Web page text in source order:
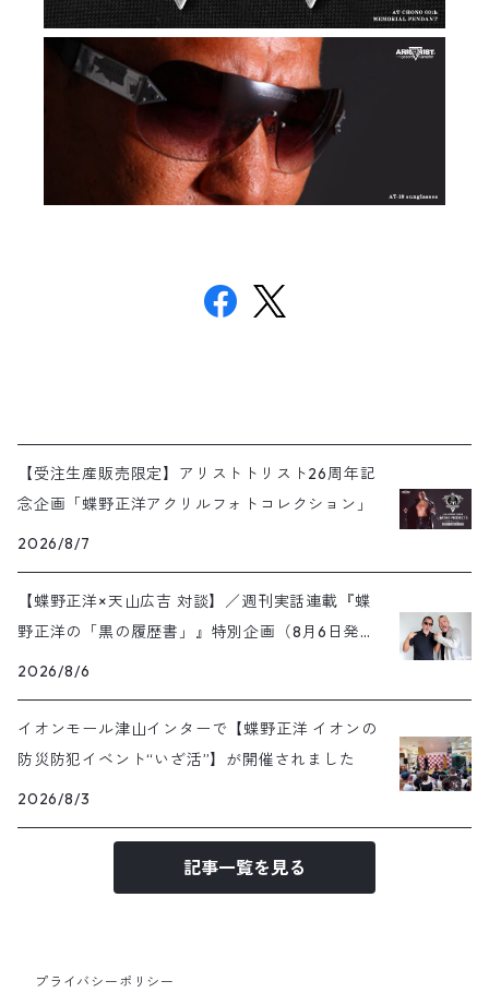
【受注生産販売限定】アリストトリスト26周年記
念企画「蝶野正洋アクリルフォトコレクション」
2026/8/7
【蝶野正洋×天山広吉 対談】／週刊実話連載『蝶
野正洋の「黒の履歴書」』特別企画（8月6日発売
号）
2026/8/6
イオンモール津山インターで【蝶野正洋 イオンの
防災防犯イベント“いざ活”】が開催されました
2026/8/3
記事一覧を見る
プライバシーポリシー